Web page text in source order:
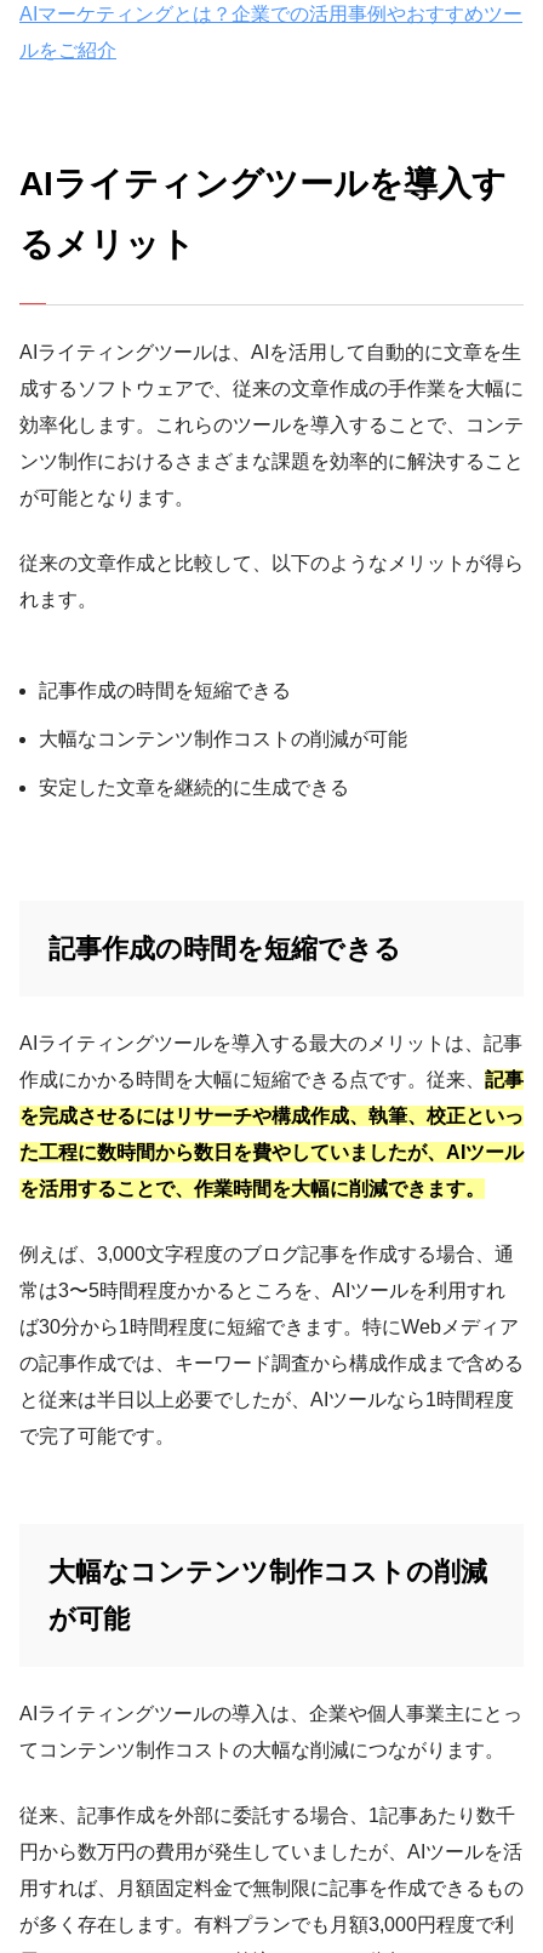
AIマーケティングとは？企業での活用事例やおすすめツー
ルをご紹介
AIライティングツールを導入す
るメリット
AIライティングツールは、AIを活用して自動的に文章を生
成するソフトウェアで、従来の文章作成の手作業を大幅に
効率化します。これらのツールを導入することで、コンテ
ンツ制作におけるさまざまな課題を効率的に解決すること
が可能となります。
従来の文章作成と比較して、以下のようなメリットが得ら
れます。
記事作成の時間を短縮できる
大幅なコンテンツ制作コストの削減が可能
安定した文章を継続的に生成できる
記事作成の時間を短縮できる
AIライティングツールを導入する最大のメリットは、記事
作成にかかる時間を大幅に短縮できる点です。従来、 記事
を完成させるにはリサーチや構成作成、執筆、校正といっ
た工程に数時間から数日を費やしていましたが、AIツール
を活用することで、作業時間を大幅に削減できます。
例えば、3,000文字程度のブログ記事を作成する場合、通
常は3〜5時間程度かかるところを、AIツールを利用すれ
ば30分から1時間程度に短縮できます。特にWebメディア
の記事作成では、キーワード調査から構成作成まで含める
と従来は半日以上必要でしたが、AIツールなら1時間程度
で完了可能です。
大幅なコンテンツ制作コストの削減
が可能
AIライティングツールの導入は、企業や個人事業主にとっ
てコンテンツ制作コストの大幅な削減につながります。
従来、記事作成を外部に委託する場合、1記事あたり数千
円から数万円の費用が発生していましたが、AIツールを活
用すれば、月額固定料金で無制限に記事を作成できるもの
が多く存在します。有料プランでも月額3,000円程度で利